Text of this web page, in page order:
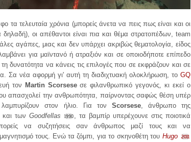
τα τελευταία χρόνια (μπορείς άνετα να πεις πως είναι και οι
δηλαδή), οι απέθαντοι είναι πια και θέμα στρατοπέδων, team
αγάπες, μιας και δεν υπάρχει ακριβώς θεματολογία, είδος
για μαϊντανό ή ατραξιόν και σε οποιοδήποτε επίπεδο
δυνατότητα να κάνεις τις επιλογές που σε εκφράζουν και σε
Σα νέα αφορμή γι' αυτή τη διαδιχτυακή ολοκλήρωση, το GQ
τον Martin Scorseseσε φιλανθρωπικό γεγονός, κι εκεί ο
απασχολεί την ανθρωπότητα, παίρνοντας σαφώς θέση υπέρ
στον ήλιο. Για τον Scorsese, άνθρωπο της
και των Goodfellas 1990, τα βαμπίρ υπερέχουνε στις ποιοτικά
να συζητήσεις σαν άνθρωπος μαζί τους και να
τους. Ενώ τα ζόμπι, για το σκηνοθέτη του Hugo 2011